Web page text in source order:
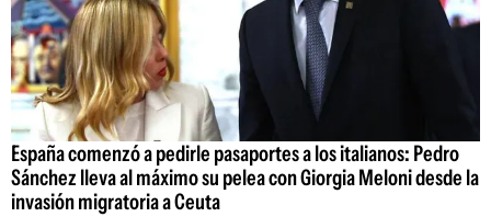
España comenzó a pedirle pasaportes a los italianos: Pedro
Sánchez lleva al máximo su pelea con Giorgia Meloni desde la
invasión migratoria a Ceuta